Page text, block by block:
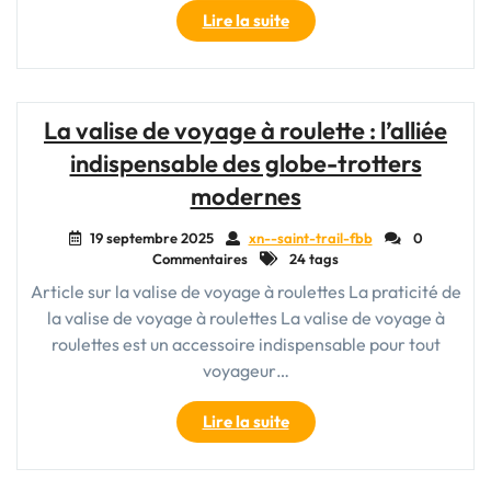
Lire la suite"Choisir
la
praticité
valise
soute
souple
pour
vos
voyages
en
avion"
La valise de voyage à roulette : l’alliée
indispensable des globe-trotters
modernes
19 septembre 2025 xn--saint-trail-fbb
0
Commentaires
24 tags
Article sur la valise de voyage à roulettes La praticité de
la valise de voyage à roulettes La valise de voyage à
roulettes est un accessoire indispensable pour tout
voyageur…
Lire la suite"La
valise
de